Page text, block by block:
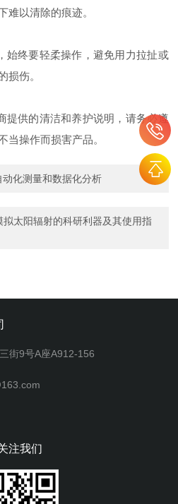
难以清除的痕迹。
终要轻柔操作，避免用力拉扯或
损伤。
供的清洁和养护说明，请务必遵
当操作而损害产品。
化测量和数据化分析
拟太阳辐射的科研利器及其使用指
街9号A座A912-156
注我们